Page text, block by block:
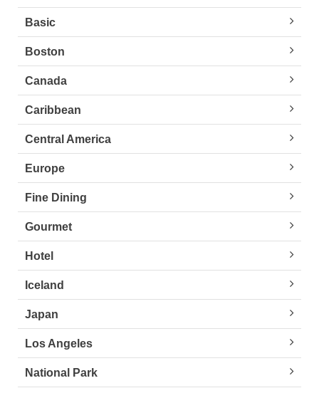
Basic
Boston
Canada
Caribbean
Central America
Europe
Fine Dining
Gourmet
Hotel
Iceland
Japan
Los Angeles
National Park